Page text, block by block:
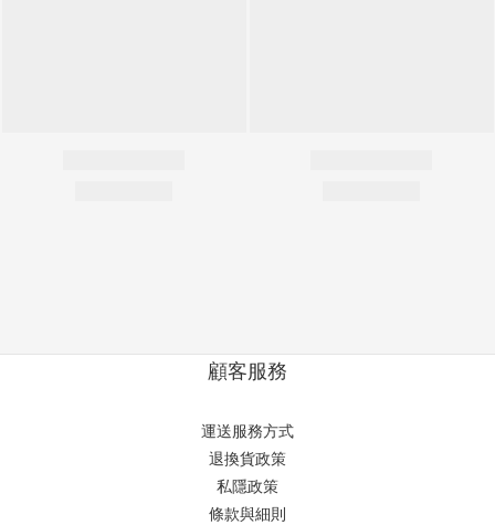
顧客服務
運送服務方式
退換貨政策
私隱政策
條款與細則